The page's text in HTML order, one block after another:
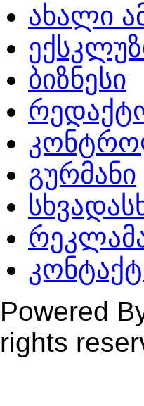
ახალი
ბიზნესი
გურმანი
Powered
rights